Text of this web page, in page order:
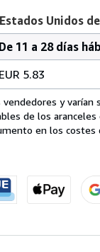
Unidos
De 11 a 28 días
EUR 5.83
y
de los
en los